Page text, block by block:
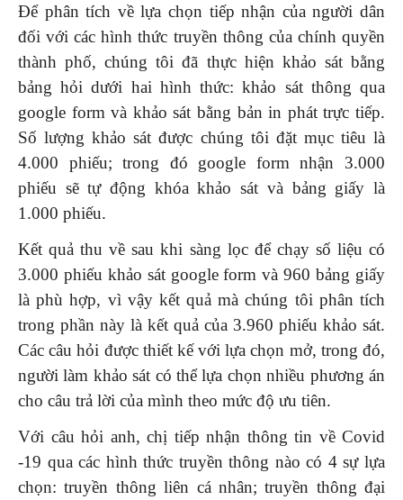
Để phân tích về lựa chọn tiếp nhận của người dân
đối với các hình thức truyền thông của chính quyền
thành phố, chúng tôi đã thực hiện khảo sát bằng
bảng hỏi dưới hai hình thức: khảo sát thông qua
google form và khảo sát bằng bản in phát trực tiếp.
Số lượng khảo sát được chúng tôi đặt mục tiêu là
4.000 phiếu; trong đó google form nhận 3.000
phiếu sẽ tự động khóa khảo sát và bảng giấy là
1.000 phiếu.
Kết quả thu về sau khi sàng lọc để chạy số liệu có
3.000 phiếu khảo sát google form và 960 bảng giấy
là phù hợp, vì vậy kết quả mà chúng tôi phân tích
trong phần này là kết quả của 3.960 phiếu khảo sát.
Các câu hỏi được thiết kế với lựa chọn mở, trong đó,
người làm khảo sát có thể lựa chọn nhiều phương án
cho câu trả lời của mình theo mức độ ưu tiên.
Với câu hỏi anh, chị tiếp nhận thông tin về Covid
-19 qua các hình thức truyền thông nào có 4 sự lựa
chọn: truyền thông liên cá nhân; truyền thông đại